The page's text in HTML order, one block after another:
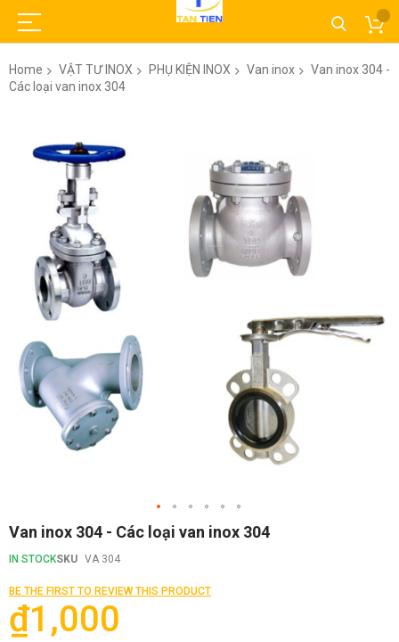
Home VẬT TƯ INOX PHỤ KIỆN INOX Van inox
Van inox 304 -
Các loại van inox 304
Skip
the
of
the
images
gallery
Van inox 304 - Các loại van inox 304
IN STOCKSKU VA 304
BE THE FIRST TO REVIEW THIS PRODUCT
₫1,000